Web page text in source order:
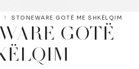
STONEWARE GOTË ME SHKËLQIM
GOTË